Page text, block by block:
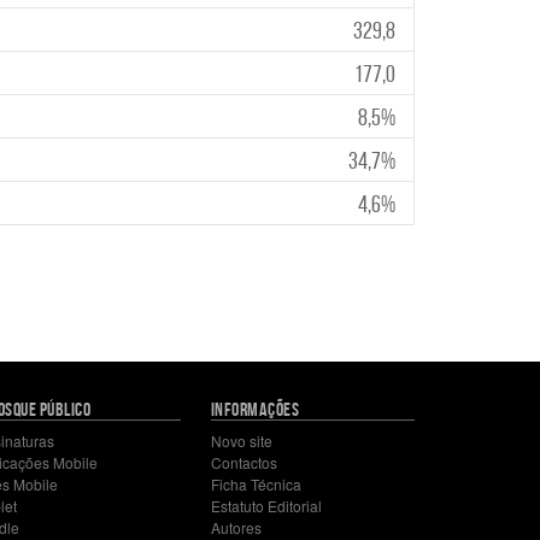
329,8
177,0
8,5%
34,7%
4,6%
PÚBLICO
Mobile
Mobile
INFORMAÇÕES
Novo site
Contactos
Ficha Técnica
Estatuto Editorial
Autores